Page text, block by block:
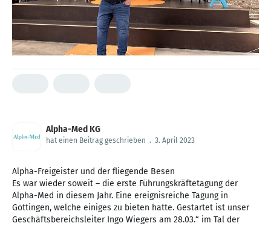
Alpha-Med KG
hat einen Beitrag geschrieben . 3. April 2023
Alpha-Freigeister und der fliegende Besen
Es war wieder soweit – die erste Führungskräftetagung der
Alpha-Med in diesem Jahr. Eine ereignisreiche Tagung in
Göttingen, welche einiges zu bieten hatte. Gestartet ist unser
Geschäftsbereichsleiter Ingo Wiegers am 28.03.“ im Tal der